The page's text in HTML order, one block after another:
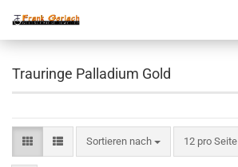
Trauringe Palladium Gold
Sortieren nach
Sortieren nach 12 pro Seite
pro Seite